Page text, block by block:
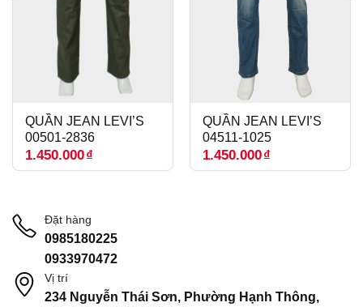
QUẦN JEAN LEVI’S
00501-2836
1.450.000₫
QUẦN JEAN LEVI’S
04511-1025
1.450.000₫
Đặt hàng
0985180225
0933970472
Vị trí
234 Nguyễn Thái Sơn, Phường Hạnh Thông,